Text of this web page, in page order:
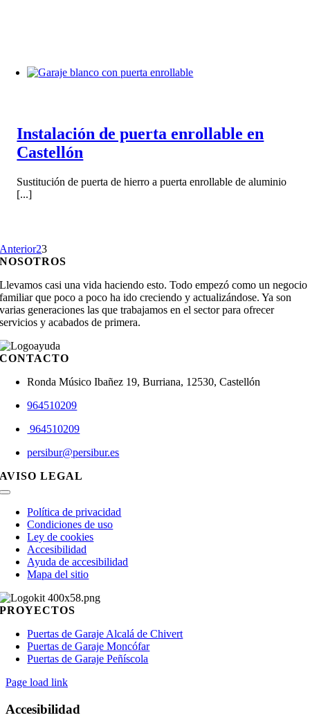
Instalación de puerta enrollable en
Castellón
Sustitución de puerta de hierro a puerta enrollable de aluminio
[...]
Anterior23
NOSOTROS
Llevamos casi una vida haciendo esto. Todo empezó como un negocio
familiar que poco a poco ha ido creciendo y actualizándose. Ya son
varias generaciones las que trabajamos en el sector para ofrecer
servicios y acabados de primera.
CONTACTO
Ronda Músico Ibañez 19, Burriana, 12530, Castellón
964510209
964510209
persibur@persibur.es
AVISO LEGAL
Toggle
NavigationPolítica de privacidad
Condiciones de uso
Ley de cookies
Accesibilidad
Ayuda de accesibilidad
Mapa del sitio
PROYECTOS
Puertas de Garaje Alcalá de Chivert
Puertas de Garaje Moncófar
Puertas de Garaje Peñíscola
Page load link
Accesibilidad